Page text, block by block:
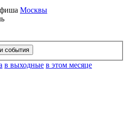
Москвы
в выходные в этом месяце